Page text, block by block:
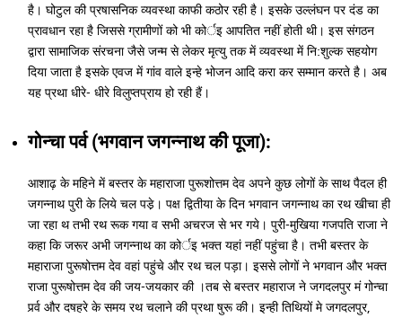
है। घोटुल की प्रषासनिक व्यवस्था काफी कठोर रही है। इसके उल्लंघन पर दंड का
प्रावधान रहा है जिससे ग्रामीणों को भी कोर्इ आपतित नहीं होती थी। इस संगठन
द्वारा सामाजिक संरचना जैसे जन्म से लेकर मृत्यु तक में व्यवस्था में नि:शुल्क सहयोग
दिया जाता है इसके एवज में गांव वाले इन्हे भोजन आदि करा कर सम्मान करते है। अब
यह प्रथा धीरे- धीरे विलुप्तप्राय हो रही हैं।
गोन्चा पर्व (भगवान जगन्नाथ की पूजा):
आशाढ़ के महिने में बस्तर के महाराजा पुरूशोत्तम देव अपने कुछ लोगों के साथ पैदल ही
जगन्नाथ पुरी के लिये चल पडे़। पक्ष द्वितीया के दिन भगवान जगन्नाथ का रथ खीचा ही
जा रहा थ तभी रथ रूक गया व सभी अचरज से भर गये। पुरी-मुखिया गजपति राजा ने
कहा कि जरूर अभी जगन्नाथ का कोर्इ भक्त यहां नहीं पहुंचा है। तभी बस्तर के
महाराजा पुरूषोत्तम देव वहां पहुंचे और रथ चल पड़ा। इससे लोगों ने भगवान और भक्त
राजा पुरूषोत्तम देव की जय-जयकार की ।तब से बस्तर महाराज ने जगदलपुर मं गोन्चा
पर्र्व और दषहरे के समय रथ चलाने की प्रथा षुरू की। इन्ही तिथियों मे जगदलपुर,